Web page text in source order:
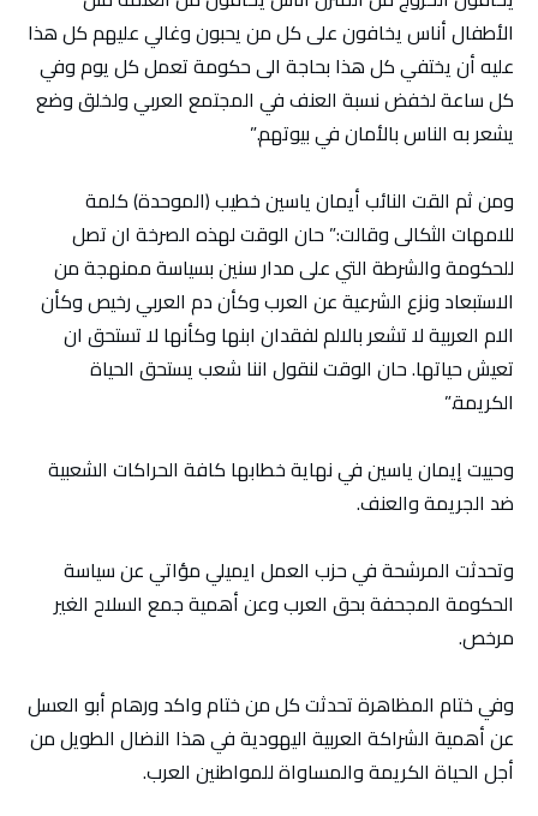
الأطفال أناس يخافون على كل من يحبون وغالي عليهم كل هذا
عليه أن يختفي كل هذا بحاجة الى حكومة تعمل كل يوم وفي
كل ساعة لخفض نسبة العنف في المجتمع العربي ولخلق وضع
يشعر به الناس بالأمان في بيوتهم.”
ومن ثم القت النائب أيمان ياسين خطيب (الموحدة) كلمة
للامهات الثكالى وقالت:” حان الوقت لهذه الصرخة ان تصل
للحكومة والشرطة التي على مدار سنين بسياسة ممنهجة من
الاستبعاد ونزع الشرعية عن العرب وكأن دم العربي رخيص وكأن
الام العربية لا تشعر بالالم لفقدان ابنها وكأنها لا تستحق ان
تعيش حياتها. حان الوقت لنقول اننا شعب يستحق الحياة
الكريمة.”
وحييت إيمان ياسين في نهاية خطابها كافة الحراكات الشعبية
ضد الجريمة والعنف.
وتحدثت المرشحة في حزب العمل ايميلي مؤاتي عن سياسة
الحكومة المجحفة بحق العرب وعن أهمية جمع السلاح الغير
مرخص.
وفي ختام المظاهرة تحدثت كل من ختام واكد ورهام أبو العسل
عن أهمية الشراكة العربية اليهودية في هذا النضال الطويل من
أجل الحياة الكريمة والمساواة للمواطنين العرب.